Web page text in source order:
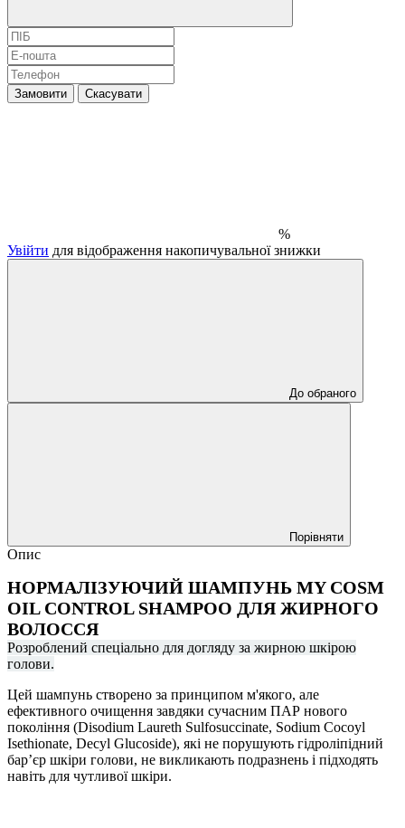
Замовити Скасувати
%
Увійти для відображення накопичувальної знижки
До обраного
Порівняти
Опис
НОРМАЛІЗУЮЧИЙ ШАМПУНЬ MY COSM
OIL CONTROL SHAMPOO ДЛЯ ЖИРНОГО
ВОЛОССЯ
Розроблений спеціально для догляду за жирною шкірою
голови.
Цей шампунь створено за принципом м'якого, але
ефективного очищення завдяки сучасним ПАР нового
покоління (Disodium Laureth Sulfosuccinate, Sodium Cocoyl
Isethionate, Decyl Glucoside), які не порушують гідроліпідний
барʼєр шкіри голови, не викликають подразнень і підходять
навіть для чутливої шкіри.